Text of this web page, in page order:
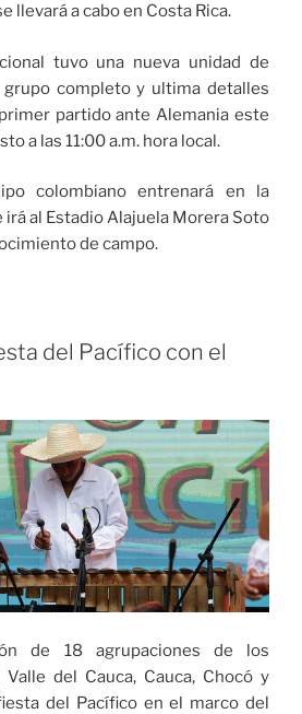
llevará a cabo en Costa Rica.
tuvo una nueva unidad de
completo y ultima detalles
partido ante Alemania este
a las 11:00 a.m. hora local.
colombiano entrenará en la
irá al Estadio Alajuela Morera Soto
de campo.
del Pacífico con el
de 18 agrupaciones de los
del Cauca, Cauca, Chocó y
del Pacífico en el marco del